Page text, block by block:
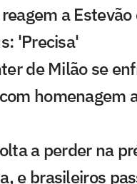
a
'Precisa'
de Milão se
homenagem
a perder na
e brasileiros